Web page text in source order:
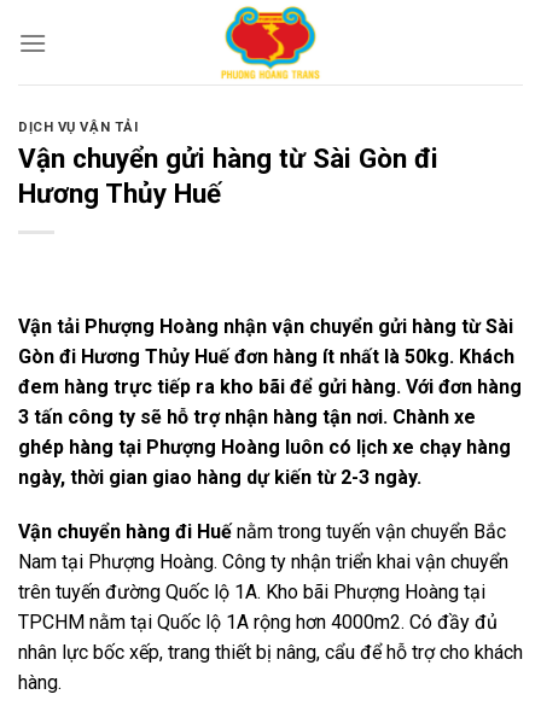
DỊCH VỤ VẬN TẢI
Vận chuyển gửi hàng từ Sài Gòn đi
Hương Thủy Huế
Vận tải Phượng Hoàng nhận vận chuyển gửi hàng từ Sài
Gòn đi Hương Thủy Huế đơn hàng ít nhất là 50kg. Khách
đem hàng trực tiếp ra kho bãi để gửi hàng. Với đơn hàng
3 tấn công ty sẽ hỗ trợ nhận hàng tận nơi. Chành xe
ghép hàng tại Phượng Hoàng luôn có lịch xe chạy hàng
ngày, thời gian giao hàng dự kiến từ 2-3 ngày.
Vận chuyển hàng đi Huế nằm trong tuyến vận chuyển Bắc
Nam tại Phượng Hoàng. Công ty nhận triển khai vận chuyển
trên tuyến đường Quốc lộ 1A. Kho bãi Phượng Hoàng tại
TPCHM nằm tại Quốc lộ 1A rộng hơn 4000m2. Có đầy đủ
nhân lực bốc xếp, trang thiết bị nâng, cẩu để hỗ trợ cho khách
hàng.